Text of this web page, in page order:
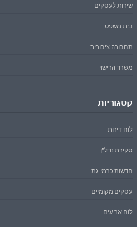
שירות לעסקים
בית משפט
תחבורה ציבורית
משרד הרישוי
קטגוריות
לוח דירות
סקירת נדל"ן
חדשות כרמי גת
עסקים מקומיים
לוח ארועים